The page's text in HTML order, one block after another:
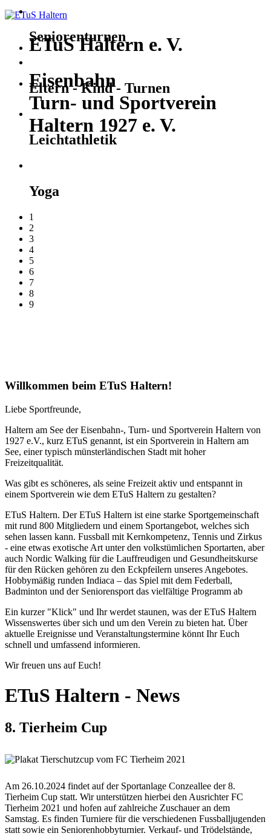
ETuS Haltern e. V.
Eisenbahn
Turn- und Sportverein
Haltern 1927 e. V.
Seniorenturnen
Eltern - Kind - Turnen
Leichtathletik
Yoga
1
2
3
4
5
6
7
8
9
Willkommen beim ETuS Haltern!
Liebe Sportfreunde,
Haltern am See der Eisenbahn-, Turn- und Sportverein Haltern von
1927 e.V., kurz ETuS genannt, ist ein Sportverein in Haltern am
See, einer typisch münsterländischen Stadt mit hoher
Freizeitqualität.
Was gibt es schöneres, als seine Freizeit aktiv und entspannt in
einem Sportverein wie dem ETuS Haltern zu gestalten?
ETuS Haltern. Der ETuS Haltern ist eine starke Sportgemeinschaft
mit rund 800 Mitgliedern und einem Sportangebot, welches sich
sehen lassen kann. Fussball mit Kernkompetenz, Tennis und Zirkus
- eine etwas exotische Art unter den volkstümlichen Sportarten, aber
auch Nordic Walking für die Lauffreudigen und Gesundheitskurse
für den Rücken gehören zu den Eckpfeilern unseres Angebotes.
Hobbymäßig runden Indiaca – das Spiel mit dem Federball,
Badminton und der Seniorensport das vielfältige Programm ab
Ein kurzer "Klick" und Ihr werdet staunen, was der ETuS Haltern
Wissenswertes über sich und um den Verein zu bieten hat. Über
aktuelle Ereignisse und Veranstaltungstermine könnt Ihr Euch
schnell und umfassend informieren.
Wir freuen uns auf Euch!
ETuS Haltern - News
8. Tierheim Cup
Am 26.10.2024 findet auf der Sportanlage Conzeallee der 8.
Tierheim Cup statt. Wir unterstützen hierbei den Ausrichter FC
Tierheim 2021 und hofen auf zahlreiche Zuschauer an dem
Samstag. Es finden Turniere für die verschiedenen Fussballjugenden
statt sowie ein Seniorenhobbyturnier. Verkauf- und Trödelstände,